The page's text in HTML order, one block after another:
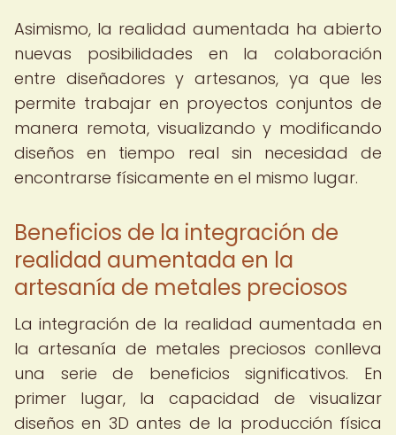
Asimismo, la realidad aumentada ha abierto
nuevas posibilidades en la colaboración
entre diseñadores y artesanos, ya que les
permite trabajar en proyectos conjuntos de
manera remota, visualizando y modificando
diseños en tiempo real sin necesidad de
encontrarse físicamente en el mismo lugar.
Beneficios de la integración de
realidad aumentada en la
artesanía de metales preciosos
La integración de la realidad aumentada en
la artesanía de metales preciosos conlleva
una serie de beneficios significativos. En
primer lugar, la capacidad de visualizar
diseños en 3D antes de la producción física